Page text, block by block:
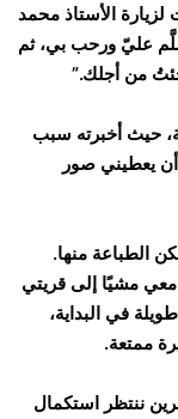
الأستاذ محمد
عليّ ورحب بي، ثم
من أجلك.”
حيث أخبرته سبب
يعطيني صور
الطباعة منها.
مشيًا إلى قريتي
في البداية،
ممتعة.
ننتظر استكمال